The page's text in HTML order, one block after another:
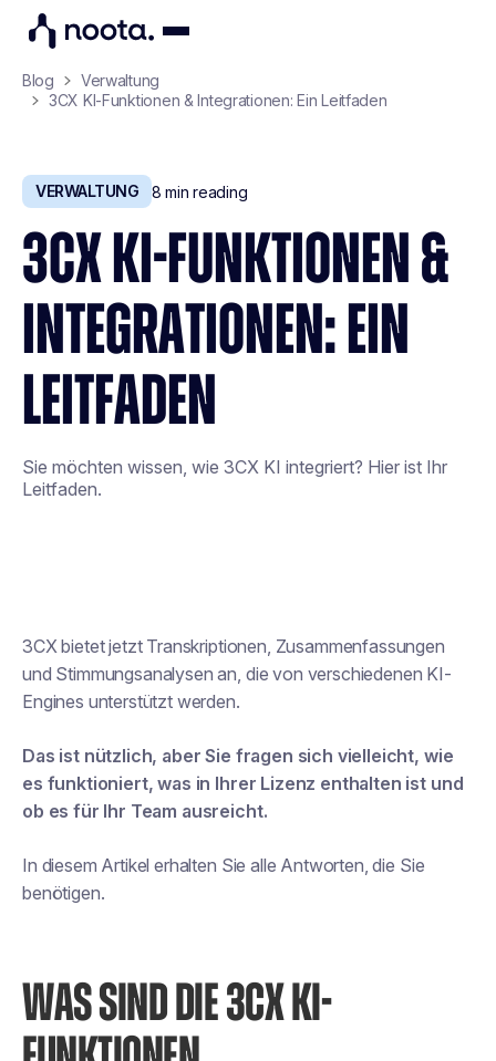
Blog
Verwaltung
3CX KI-Funktionen & Integrationen: Ein Leitfaden
VERWALTUNG 8 min reading
3CX KI-FUNKTIONEN &
INTEGRATIONEN: EIN
LEITFADEN
Sie möchten wissen, wie 3CX KI integriert? Hier ist Ihr
Leitfaden.
3CX bietet jetzt Transkriptionen, Zusammenfassungen
und Stimmungsanalysen an, die von verschiedenen KI-
Engines unterstützt werden.
Das ist nützlich, aber Sie fragen sich vielleicht, wie
es funktioniert, was in Ihrer Lizenz enthalten ist und
ob es für Ihr Team ausreicht.
In diesem Artikel erhalten Sie alle Antworten, die Sie
benötigen.
WAS SIND DIE 3CX KI-